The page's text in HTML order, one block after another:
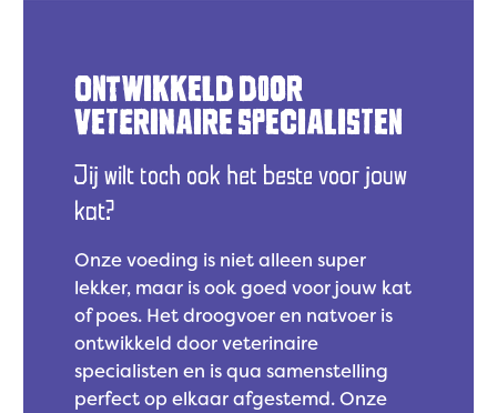
ONTWIKKELD DOOR
VETERINAIRE SPECIALISTEN
Jij wilt toch ook het beste voor jouw
kat?
Onze voeding is niet alleen super
lekker, maar is ook goed voor jouw kat
of poes. Het droogvoer en natvoer is
ontwikkeld door veterinaire
specialisten en is qua samenstelling
perfect op elkaar afgestemd. Onze